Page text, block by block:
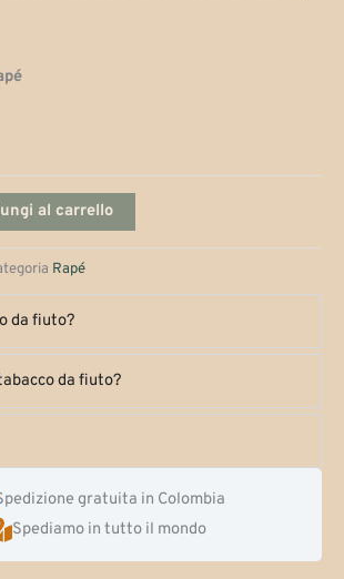
al carrello
Rapé
da fiuto?
da fiuto?
gratuita in Colombia
Spediamo in tutto il mondo